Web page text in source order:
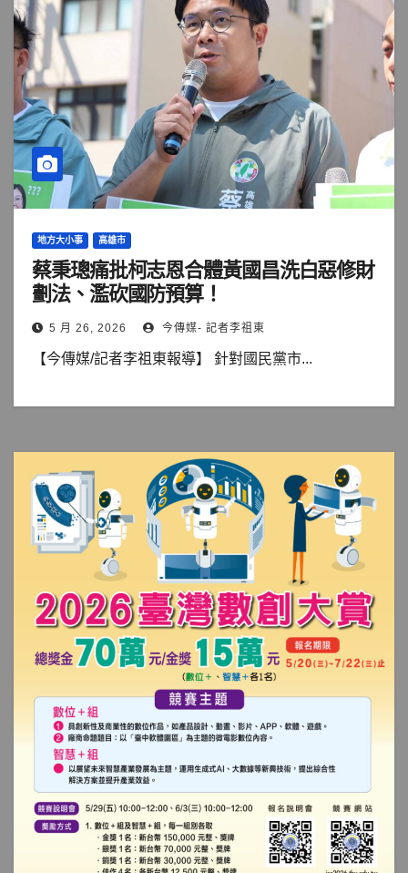
地方大小事 高雄市
蔡秉璁痛批柯志恩合體黃國昌洗白惡修財
劃法、濫砍國防預算！
5 月 26, 2026 今傳媒- 記者李祖東
【今傳媒/記者李祖東報導】 針對國民黨市...